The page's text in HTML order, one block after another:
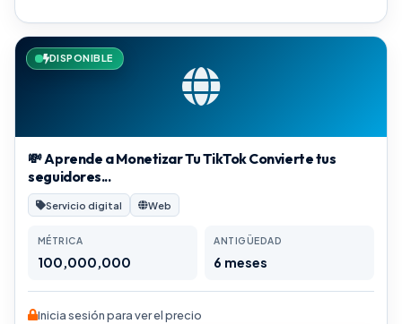
DISPONIBLE
💸 Aprende a Monetizar Tu TikTok Convierte tus
seguidores...
Servicio digital Web
MÉTRICA
100,000,000
ANTIGÜEDAD
6 meses
Inicia sesión para ver el precio